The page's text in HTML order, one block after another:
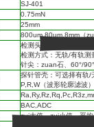
SJ-401
0.75mN
25mm
800um,80um,8mm（
检测头：178-395/178-
检测方式：无轨/有轨测
针尖：zuan石、60°/
探针管壳：可选择有轨/
P,R,W（波形轮廓滤波
BAC,ADC
zui大值、zui小值、平